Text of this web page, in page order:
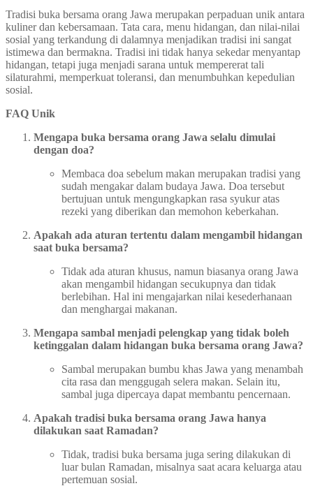
Tradisi buka bersama orang Jawa merupakan perpaduan unik antara
kuliner dan kebersamaan. Tata cara, menu hidangan, dan nilai-nilai
sosial yang terkandung di dalamnya menjadikan tradisi ini sangat
istimewa dan bermakna. Tradisi ini tidak hanya sekedar menyantap
hidangan, tetapi juga menjadi sarana untuk mempererat tali
silaturahmi, memperkuat toleransi, dan menumbuhkan kepedulian
sosial.
FAQ Unik
Mengapa buka bersama orang Jawa selalu dimulai
dengan doa?
Membaca doa sebelum makan merupakan tradisi yang
sudah mengakar dalam budaya Jawa. Doa tersebut
bertujuan untuk mengungkapkan rasa syukur atas
rezeki yang diberikan dan memohon keberkahan.
Apakah ada aturan tertentu dalam mengambil hidangan
saat buka bersama?
Tidak ada aturan khusus, namun biasanya orang Jawa
akan mengambil hidangan secukupnya dan tidak
berlebihan. Hal ini mengajarkan nilai kesederhanaan
dan menghargai makanan.
Mengapa sambal menjadi pelengkap yang tidak boleh
ketinggalan dalam hidangan buka bersama orang Jawa?
Sambal merupakan bumbu khas Jawa yang menambah
cita rasa dan menggugah selera makan. Selain itu,
sambal juga dipercaya dapat membantu pencernaan.
Apakah tradisi buka bersama orang Jawa hanya
dilakukan saat Ramadan?
Tidak, tradisi buka bersama juga sering dilakukan di
luar bulan Ramadan, misalnya saat acara keluarga atau
pertemuan sosial.